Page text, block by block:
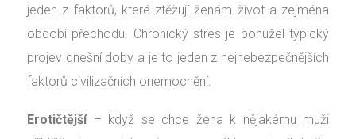
jeden z faktorů, které ztěžují ženám život a zejména
období přechodu. Chronický stres je bohužel typický
projev dnešní doby a je to jeden z nejnebezpečnějších
faktorů civilizačních onemocnění.
Erotičtější– když se chce žena k nějakému muži